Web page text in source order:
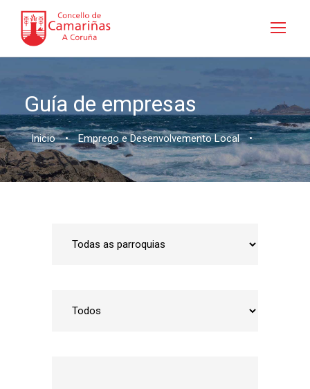
Guía de empresas
Inicio • Emprego e Desenvolvemento Local •